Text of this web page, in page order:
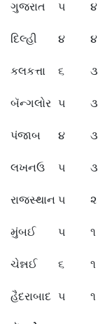
ગુજરાત ૫ ૪
દિલ્હી ૪ ૪
કલકત્તા ૬ ૩
બૅન્ગલોર ૫ ૩
પંજાબ ૪ ૩
લખનઉ ૫ ૩
રાજસ્થાન ૫ ૨
મુંબઈ ૫ ૧
ચેન્નઈ ૬ ૧
હૈદરાબાદ ૫ ૧